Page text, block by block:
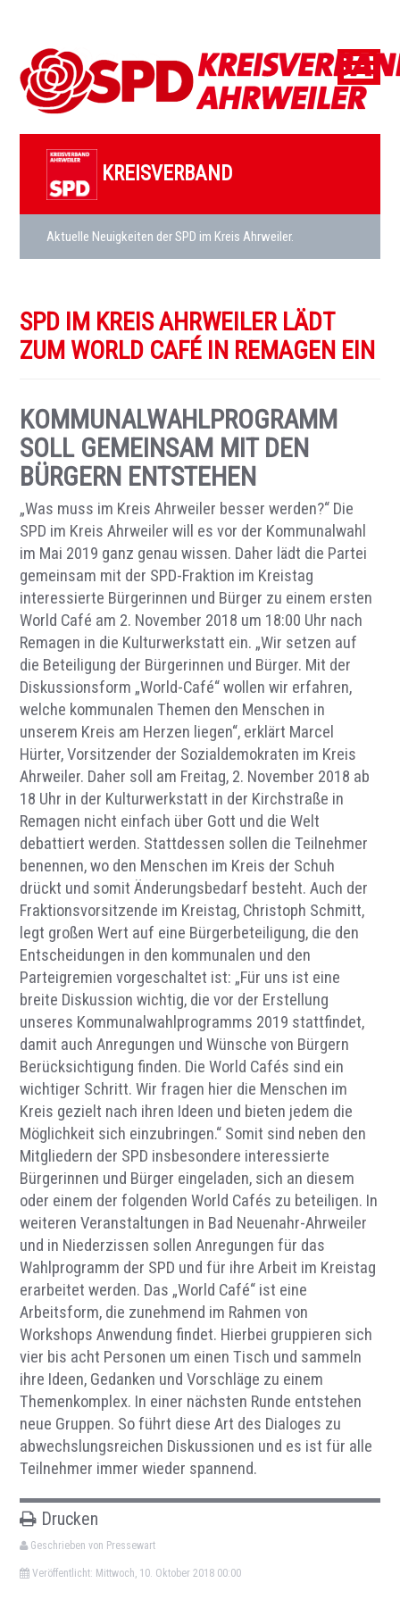
KREISVERBAND
Aktuelle Neuigkeiten der SPD im Kreis Ahrweiler.
SPD IM KREIS AHRWEILER LÄDT
ZUM WORLD CAFÉ IN REMAGEN EIN
KOMMUNALWAHLPROGRAMM
SOLL GEMEINSAM MIT DEN
BÜRGERN ENTSTEHEN
„Was muss im Kreis Ahrweiler besser werden?“ Die
SPD im Kreis Ahrweiler will es vor der Kommunalwahl
im Mai 2019 ganz genau wissen. Daher lädt die Partei
gemeinsam mit der SPD-Fraktion im Kreistag
interessierte Bürgerinnen und Bürger zu einem ersten
World Café am 2. November 2018 um 18:00 Uhr nach
Remagen in die Kulturwerkstatt ein. „Wir setzen auf
die Beteiligung der Bürgerinnen und Bürger. Mit der
Diskussionsform „World-Café“ wollen wir erfahren,
welche kommunalen Themen den Menschen in
unserem Kreis am Herzen liegen“, erklärt Marcel
Hürter, Vorsitzender der Sozialdemokraten im Kreis
Ahrweiler. Daher soll am Freitag, 2. November 2018 ab
18 Uhr in der Kulturwerkstatt in der Kirchstraße in
Remagen nicht einfach über Gott und die Welt
debattiert werden. Stattdessen sollen die Teilnehmer
benennen, wo den Menschen im Kreis der Schuh
drückt und somit Änderungsbedarf besteht. Auch der
Fraktionsvorsitzende im Kreistag, Christoph Schmitt,
legt großen Wert auf eine Bürgerbeteiligung, die den
Entscheidungen in den kommunalen und den
Parteigremien vorgeschaltet ist: „Für uns ist eine
breite Diskussion wichtig, die vor der Erstellung
unseres Kommunalwahlprogramms 2019 stattfindet,
damit auch Anregungen und Wünsche von Bürgern
Berücksichtigung finden. Die World Cafés sind ein
wichtiger Schritt. Wir fragen hier die Menschen im
Kreis gezielt nach ihren Ideen und bieten jedem die
Möglichkeit sich einzubringen.“ Somit sind neben den
Mitgliedern der SPD insbesondere interessierte
Bürgerinnen und Bürger eingeladen, sich an diesem
oder einem der folgenden World Cafés zu beteiligen. In
weiteren Veranstaltungen in Bad Neuenahr-Ahrweiler
und in Niederzissen sollen Anregungen für das
Wahlprogramm der SPD und für ihre Arbeit im Kreistag
erarbeitet werden. Das „World Café“ ist eine
Arbeitsform, die zunehmend im Rahmen von
Workshops Anwendung findet. Hierbei gruppieren sich
vier bis acht Personen um einen Tisch und sammeln
ihre Ideen, Gedanken und Vorschläge zu einem
Themenkomplex. In einer nächsten Runde entstehen
neue Gruppen. So führt diese Art des Dialoges zu
abwechslungsreichen Diskussionen und es ist für alle
Teilnehmer immer wieder spannend.
Drucken
Geschrieben von Pressewart
Veröffentlicht: Mittwoch, 10. Oktober 2018 00:00